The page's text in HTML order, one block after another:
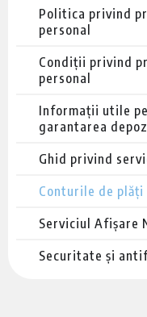
Politica privind
personal
Condiții privind
personal
Informații utile
garantarea
Ghid privind
Conturile de plăți
Serviciul Afișare
Securitate și